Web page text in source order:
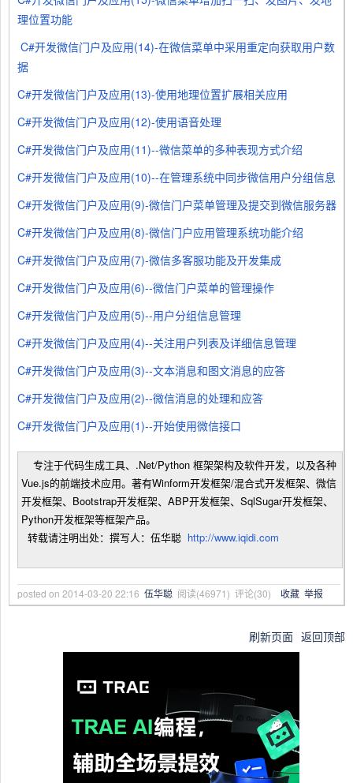
理位置功能
C#开发微信门户及应用(14)-在微信菜单中采用重定向获取用户数
据
C#开发微信门户及应用(13)-使用地理位置扩展相关应用
C#开发微信门户及应用(12)-使用语音处理
C#开发微信门户及应用(11)--微信菜单的多种表现方式介绍
C#开发微信门户及应用(10)--在管理系统中同步微信用户分组信息
C#开发微信门户及应用(9)-微信门户菜单管理及提交到微信服务器
C#开发微信门户及应用(8)-微信门户应用管理系统功能介绍
C#开发微信门户及应用(7)-微信多客服功能及开发集成
C#开发微信门户及应用(6)--微信门户菜单的管理操作
C#开发微信门户及应用(5)--用户分组信息管理
C#开发微信门户及应用(4)--关注用户列表及详细信息管理
C#开发微信门户及应用(3)--文本消息和图文消息的应答
C#开发微信门户及应用(2)--微信消息的处理和应答
C#开发微信门户及应用(1)--开始使用微信接口
专注于代码生成工具、.Net/Python 框架架构及软件开发，以及各种
Vue.js的前端技术应用。著有Winform开发框架/混合式开发框架、微信
开发框架、Bootstrap开发框架、ABP开发框架、SqlSugar开发框架、
Python开发框架等框架产品。
转载请注明出处：撰写人：伍华聪 http://www.iqidi.com
posted on 2014-03-20 22:16 伍华聪 阅读(46971) 评论(30) 收藏 举报
刷新页面 返回顶部